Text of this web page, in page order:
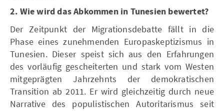
2. Wie wird das Abkommen in Tunesien bewertet?
Der Zeitpunkt der Migrationsdebatte fällt in die
Phase eines zunehmenden Europaskeptizismus in
Tunesien. Dieser speist sich aus den Erfahrungen
des vorläufig gescheiterten und stark vom Westen
mitgeprägten Jahrzehnts der demokratischen
Transition ab 2011. Er wird gleichzeitig durch neue
Narrative des populistischen Autoritarismus seit